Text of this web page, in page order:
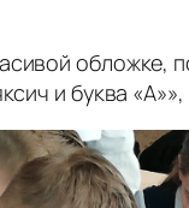
и буква